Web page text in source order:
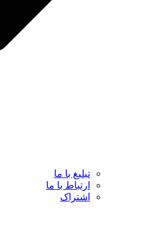
تبلیغ با ما
ارتباط با ما
اشتراک